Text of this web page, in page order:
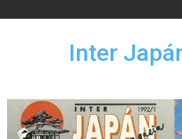
Inter